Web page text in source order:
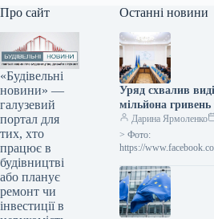
Про сайт
«Будівельні
новини» —
галузевий
портал для
тих, хто
працює в
будівництві
або планує
ремонт чи
інвестиції в
Останні новини
Уряд схвалив
мільйона гривень
державного
відновлювальних
подолання
Дарина Ярмоленко
> Фото:
https://
виділення коштів,
державному бюджеті на
фінансування
з…